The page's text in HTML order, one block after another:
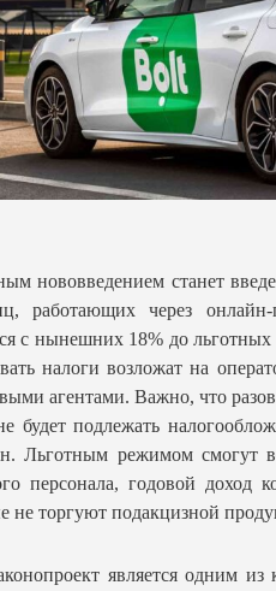
нововведением станет
работающих через
с нынешних 18% до льготных
налоги возложат на
агентами. Важно, что
будет подлежать
Льготным режимом смогут
персонала, годовой
не торгуют подакцизной
является одним